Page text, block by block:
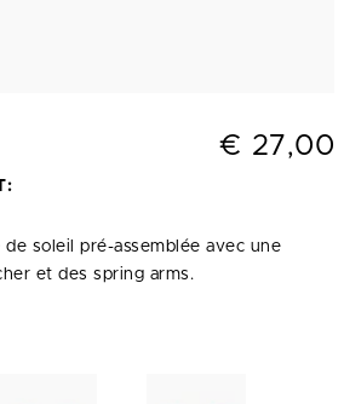
€ 27,00
soleil pré-assemblée avec une
et des spring arms.